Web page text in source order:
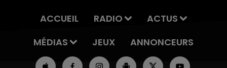
ACCUEIL RADIO
ACTUS
MÉDIAS
JEUX ANNONCEURS